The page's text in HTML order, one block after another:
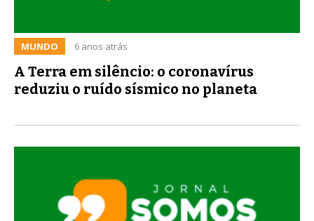
MUNDO 6 anos atrás
A Terra em silêncio: o coronavírus
reduziu o ruído sísmico no planeta